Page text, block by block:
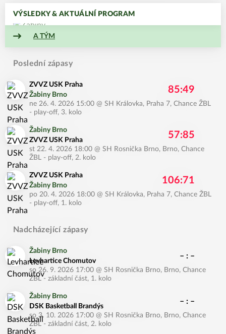
VÝSLEDKY & AKTUÁLNÍ PROGRAM
A TÝM
Poslední zápasy
ZVVZ USK Praha
Žabiny Brno
85:49
ne 26. 4. 2026 15:00 @ SH Královka, Praha 7, Chance ŽBL
- play-off, 3. kolo
Žabiny Brno
ZVVZ USK Praha
57:85
st 22. 4. 2026 18:00 @ SH Rosnička Brno, Brno, Chance
ŽBL - play-off, 2. kolo
ZVVZ USK Praha
Žabiny Brno
106:71
po 20. 4. 2026 18:00 @ SH Královka, Praha 7, Chance ŽBL
- play-off, 1. kolo
Nadcházející zápasy
Žabiny Brno
Levhartice Chomutov
– : –
so 26. 9. 2026 17:00 @ SH Rosnička Brno, Brno, Chance
ŽBL - základní část, 1. kolo
Žabiny Brno
DSK Basketball Brandýs
– : –
so 3. 10. 2026 17:00 @ SH Rosnička Brno, Brno, Chance
ŽBL - základní část, 2. kolo